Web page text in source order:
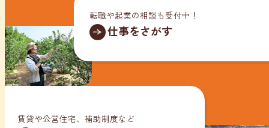
転職や起業の相談も受付中！
仕事をさがす
賃貸や公営住宅、補助制度など